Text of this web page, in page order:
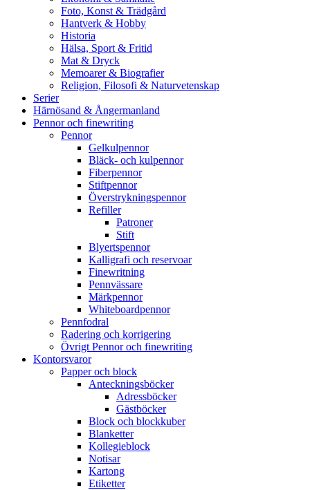
Foto, Konst & Trädgård
Hantverk & Hobby
Historia
Hälsa, Sport & Fritid
Mat & Dryck
Memoarer & Biografier
Religion, Filosofi & Naturvetenskap
Serier
Härnösand & Ångermanland
Pennor och finewriting
Pennor
Gelkulpennor
Bläck- och kulpennor
Fiberpennor
Stiftpennor
Överstrykningspennor
Refiller
Patroner
Stift
Blyertspennor
Kalligrafi och reservoar
Finewritning
Pennvässare
Märkpennor
Whiteboardpennor
Pennfodral
Radering och korrigering
Övrigt Pennor och finewriting
Kontorsvaror
Papper och block
Anteckningsböcker
Adressböcker
Gästböcker
Block och blockkuber
Blanketter
Kollegieblock
Notisar
Kartong
Etiketter